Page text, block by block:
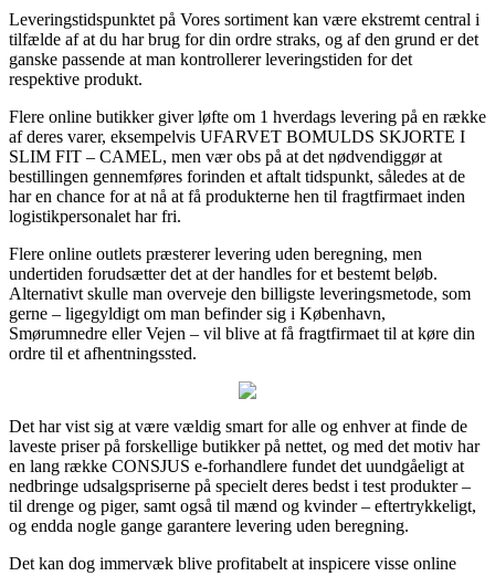
Leveringstidspunktet på Vores sortiment kan være ekstremt central i
tilfælde af at du har brug for din ordre straks, og af den grund er det
ganske passende at man kontrollerer leveringstiden for det
respektive produkt.
Flere online butikker giver løfte om 1 hverdags levering på en række
af deres varer, eksempelvis UFARVET BOMULDS SKJORTE I
SLIM FIT – CAMEL, men vær obs på at det nødvendiggør at
bestillingen gennemføres forinden et aftalt tidspunkt, således at de
har en chance for at nå at få produkterne hen til fragtfirmaet inden
logistikpersonalet har fri.
Flere online outlets præsterer levering uden beregning, men
undertiden forudsætter det at der handles for et bestemt beløb.
Alternativt skulle man overveje den billigste leveringsmetode, som
gerne – ligegyldigt om man befinder sig i København,
Smørumnedre eller Vejen – vil blive at få fragtfirmaet til at køre din
ordre til et afhentningssted.
Det har vist sig at være vældig smart for alle og enhver at finde de
laveste priser på forskellige butikker på nettet, og med det motiv har
en lang række CONSJUS e-forhandlere fundet det uundgåeligt at
nedbringe udsalgspriserne på specielt deres bedst i test produkter –
til drenge og piger, samt også til mænd og kvinder – eftertrykkeligt,
og endda nogle gange garantere levering uden beregning.
Det kan dog immervæk blive profitabelt at inspicere visse online